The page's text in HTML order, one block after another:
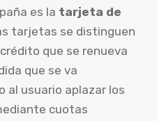
es la tarjeta de
tarjetas se distinguen
que se renueva
que se va
al usuario aplazar los
cuotas